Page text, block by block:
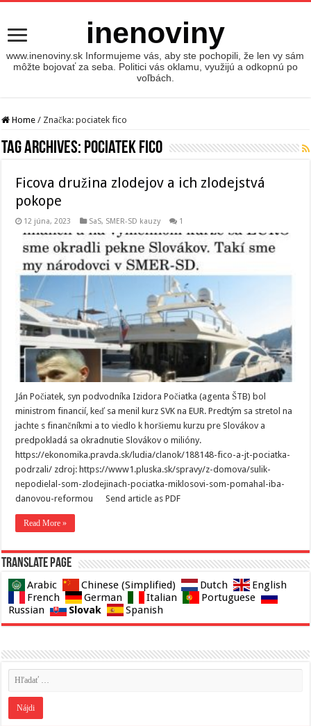
inenoviny
www.inenoviny.sk Informujeme vás, aby ste pochopili, že len vy sám
môžte bojovať za seba. Politici vás oklamu, využijú a odkopnú po
voľbách.
Home / Značka:pociatek fico
Tag Archives: pociatek fico
Ficova družina zlodejov a ich zlodejstvá
pokope
12 júna, 2023 SaS, SMER-SD kauzy 1
Ján Počiatek, syn podvodníka Izidora Počiatka (agenta ŠTB) bol
ministrom financií, keď sa menil kurz SVK na EUR. Predtým sa stretol na
jachte s finančníkmi a to viedlo k horšiemu kurzu pre Slovákov a
predpokladá sa okradnutie Slovákov o milióny.
https://ekonomika.pravda.sk/ludia/clanok/188148-fico-a-jt-pociatka-
podrzali/ zdroj: https://www1.pluska.sk/spravy/z-domova/sulik-
nepodielal-som-zlodejinach-pociatka-miklosovi-som-pomahal-iba-
danovou-reformou Send article as PDF
Read More »
Translate page
Arabic Chinese (Simplified) Dutch
English
French
German Italian
Portuguese
Russian
Slovak Spanish